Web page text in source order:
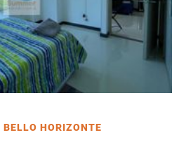
HORIZONTE